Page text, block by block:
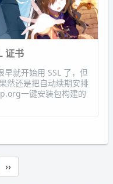
证书
早就开始用 SSL 了，但
然还是把自动续期安排
一键安装包构建的
››